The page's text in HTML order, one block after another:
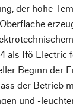
der hohe
als Ifö Electric
Beginn der
der Betrieb
und -